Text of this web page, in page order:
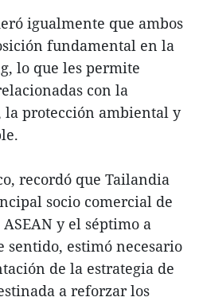
igualmente que ambos
fundamental en la
lo que les permite
con la
la protección ambiental y
recordó que Tailandia
socio comercial de
y el séptimo a
estimó necesario
de la estrategia de
a reforzar los